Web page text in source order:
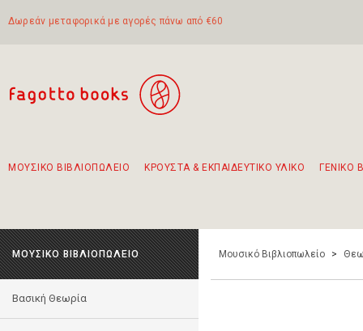
Δωρεάν μεταφορικά με αγορές πάνω από €60
ΜΟΥΣΙΚΟ ΒΙΒΛΙΟΠΩΛΕΙΟ ΚΡΟΥΣΤΑ & ΕΚΠΑΙΔΕΥΤΙΚΟ ΥΛΙΚΟ ΓΕΝΙΚΟ
ΜΟΥΣΙΚΟ ΒΙΒΛΙΟΠΩΛΕΙΟ
Βασική Θεωρία
Μουσικό Βιβλιοπωλείο >